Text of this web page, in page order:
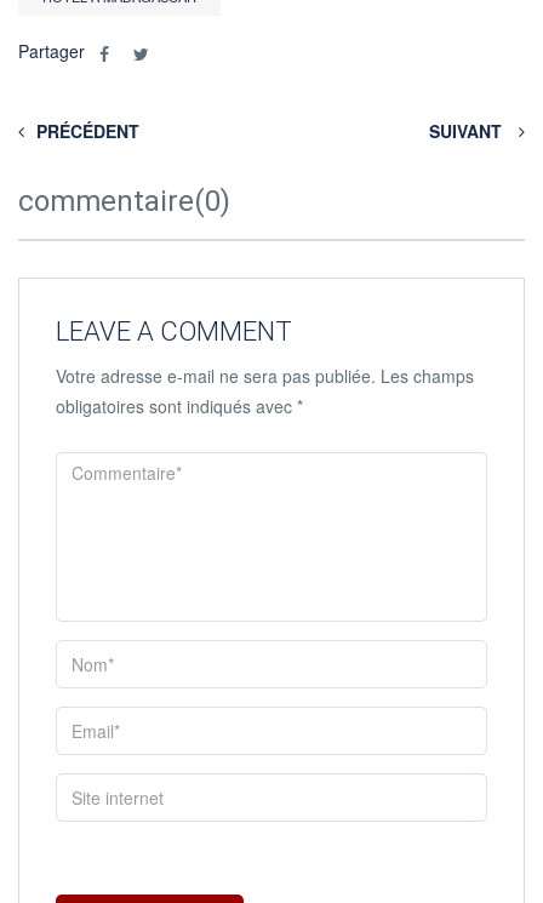
Partager
PRÉCÉDENT SUIVANT
commentaire(0)
LEAVE A COMMENT
Votre adresse e-mail ne sera pas publiée. Les champs
obligatoires sont indiqués avec *